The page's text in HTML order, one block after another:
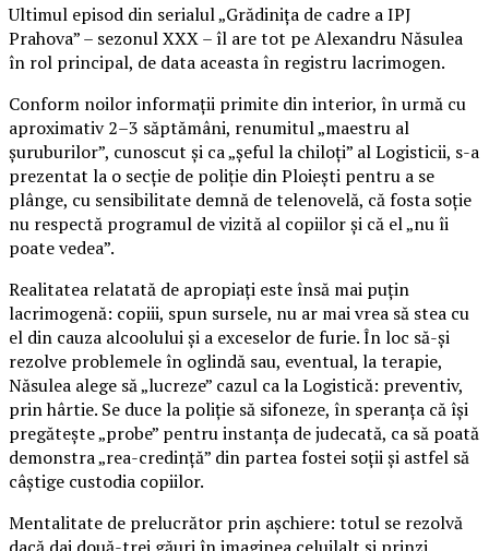
Ultimul episod din serialul „Grădinița de cadre a IPJ
Prahova” – sezonul XXX – îl are tot pe Alexandru Năsulea
în rol principal, de data aceasta în registru lacrimogen.
Conform noilor informații primite din interior, în urmă cu
aproximativ 2–3 săptămâni, renumitul „maestru al
șuruburilor”, cunoscut și ca „șeful la chiloți” al Logisticii, s-a
prezentat la o secție de poliție din Ploiești pentru a se
plânge, cu sensibilitate demnă de telenovelă, că fosta soție
nu respectă programul de vizită al copiilor și că el „nu îi
poate vedea”.
Realitatea relatată de apropiați este însă mai puțin
lacrimogenă: copiii, spun sursele, nu ar mai vrea să stea cu
el din cauza alcoolului și a exceselor de furie. În loc să-și
rezolve problemele în oglindă sau, eventual, la terapie,
Năsulea alege să „lucreze” cazul ca la Logistică: preventiv,
prin hârtie. Se duce la poliție să sifoneze, în speranța că își
pregătește „probe” pentru instanța de judecată, ca să poată
demonstra „rea-credință” din partea fostei soții și astfel să
câștige custodia copiilor.
Mentalitate de prelucrător prin așchiere: totul se rezolvă